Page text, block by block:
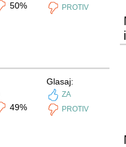
50%
PROTIV
49%
Glasaj:
ZA
PROTIV